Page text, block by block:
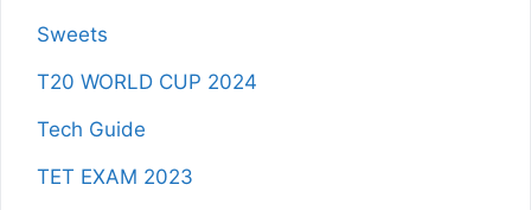
Sweets
T20 WORLD CUP 2024
Tech Guide
TET EXAM 2023